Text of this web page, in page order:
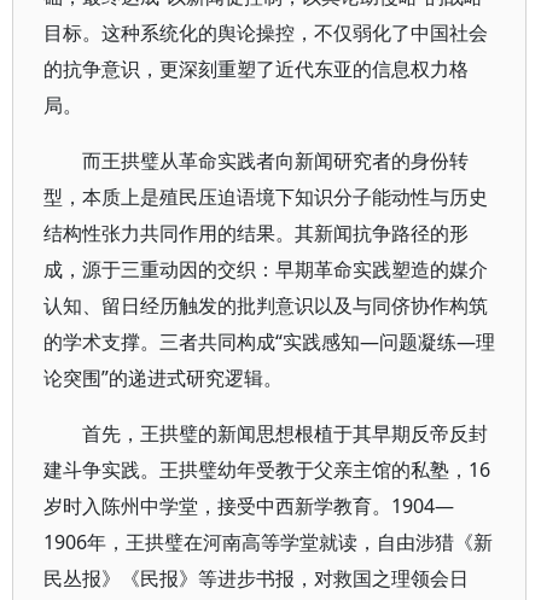
目标。这种系统化的舆论操控，不仅弱化了中国社会
的抗争意识，更深刻重塑了近代东亚的信息权力格
局。
而王拱璧从革命实践者向新闻研究者的身份转
型，本质上是殖民压迫语境下知识分子能动性与历史
结构性张力共同作用的结果。其新闻抗争路径的形
成，源于三重动因的交织：早期革命实践塑造的媒介
认知、留日经历触发的批判意识以及与同侪协作构筑
的学术支撑。三者共同构成“实践感知—问题凝练—理
论突围”的递进式研究逻辑。
首先，王拱璧的新闻思想根植于其早期反帝反封
建斗争实践。王拱璧幼年受教于父亲主馆的私塾，16
岁时入陈州中学堂，接受中西新学教育。1904—
1906年，王拱璧在河南高等学堂就读，自由涉猎《新
民丛报》《民报》等进步书报，对救国之理领会日